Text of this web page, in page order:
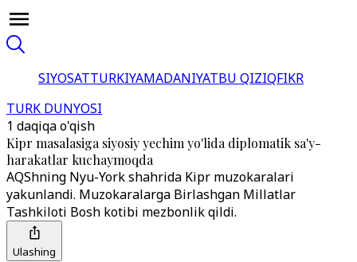
SIYOSATTURKIYAMADANIYATBU QIZIQFIKR
TURK DUNYOSI
1 daqiqa o'qish
Kipr masalasiga siyosiy yechim yo'lida diplomatik sa'y-
harakatlar kuchaymoqda
AQShning Nyu-York shahrida Kipr muzokaralari
yakunlandi. Muzokaralarga Birlashgan Millatlar
Tashkiloti Bosh kotibi mezbonlik qildi.
Ulashing